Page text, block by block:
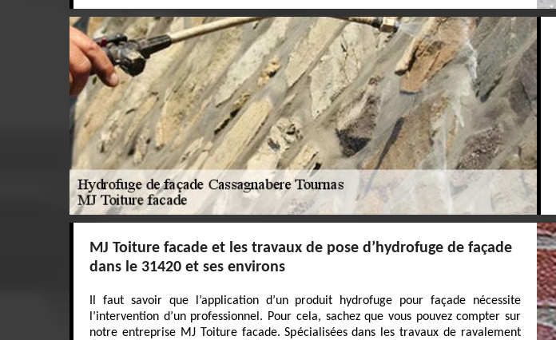
MJ Toiture facade et les travaux de pose d’hydrofuge de façade
dans le 31420 et ses environs
Il faut savoir que l’application d’un produit hydrofuge pour façade nécessite
l’intervention d’un professionnel. Pour cela, sachez que vous pouvez compter sur
notre entreprise MJ Toiture facade. Spécialisées dans les travaux de ravalement